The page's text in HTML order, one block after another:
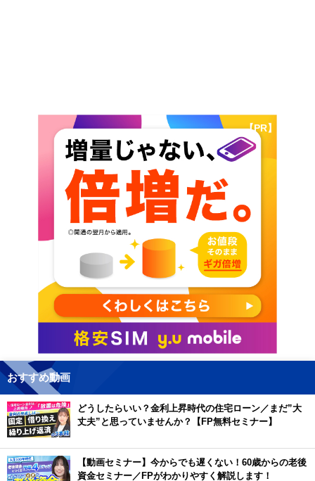
【PR】
おすすめ動画
どうしたらいい？金利上昇時代の住宅ローン／まだ”大
丈夫”と思っていませんか？【FP無料セミナー】
【動画セミナー】今からでも遅くない！60歳からの老後
資金セミナー／FPがわかりやすく解説します！